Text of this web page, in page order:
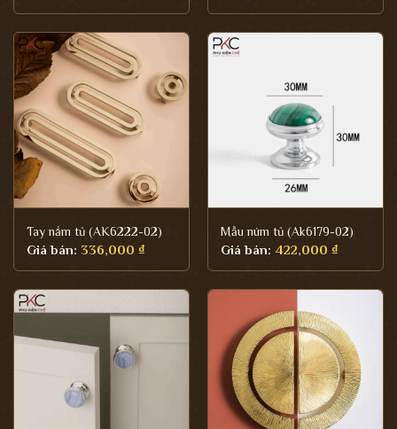
Tay nắm tủ (AK6222-02)
Giá bán: 336,000 ₫
Mẫu núm tủ (Ak6179-02)
Giá bán: 422,000 ₫